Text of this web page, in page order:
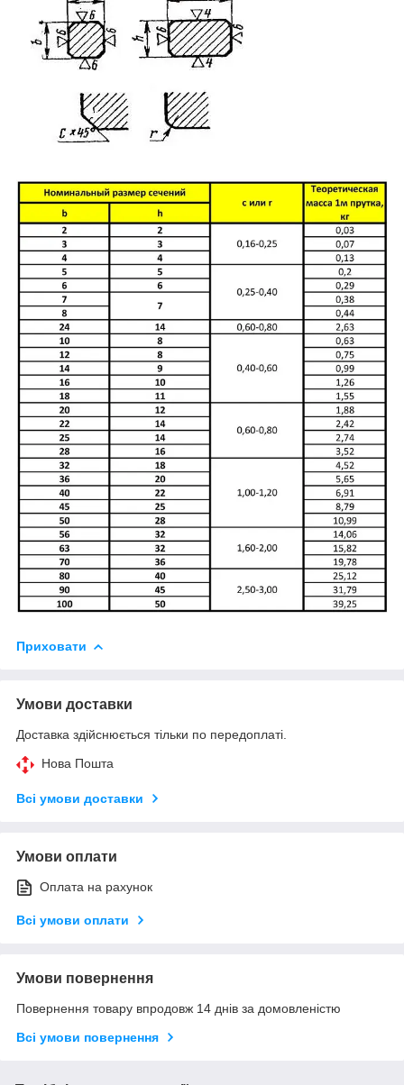
Приховати
Умови доставки
Доставка здійснюється тільки по передоплаті.
Нова Пошта
Всі умови доставки
Умови оплати
Оплата на рахунок
Всі умови оплати
Умови повернення
Повернення товару впродовж 14 днів за домовленістю
Всі умови повернення